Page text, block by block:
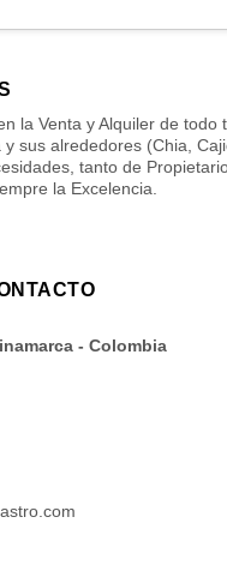
la Venta y Alquiler de todo
sus alrededores (Chia,
tanto de
la Excelencia.
- Colombia